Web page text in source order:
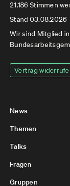
21.186 Stimmen
Stand 03.08.2026
Wir sind Mitglied
Vertrag
News
Themen
Talks
Fragen
Gruppen